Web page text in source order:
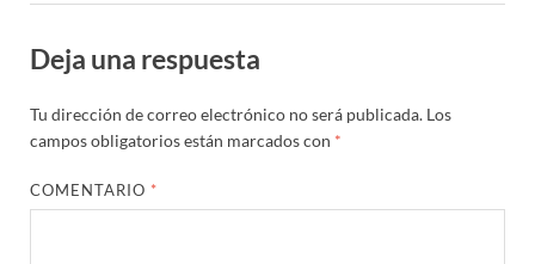
Deja una respuesta
Tu dirección de correo electrónico no será publicada. Los
campos obligatorios están marcados con *
COMENTARIO *